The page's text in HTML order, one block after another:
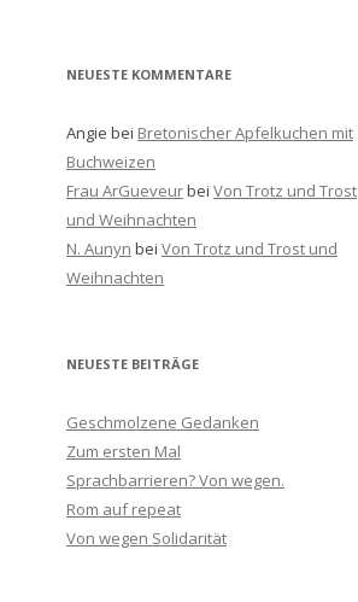
NEUESTE KOMMENTARE
Angie bei Bretonischer Apfelkuchen mit
Buchweizen
Frau ArGueveurbei Von Trotz und Trost
und Weihnachten
N. Aunyn bei Von Trotz und Trost und
Weihnachten
NEUESTE BEITRÄGE
Geschmolzene Gedanken
Zum ersten Mal
Sprachbarrieren? Von wegen.
Rom auf repeat
Von wegen Solidarität